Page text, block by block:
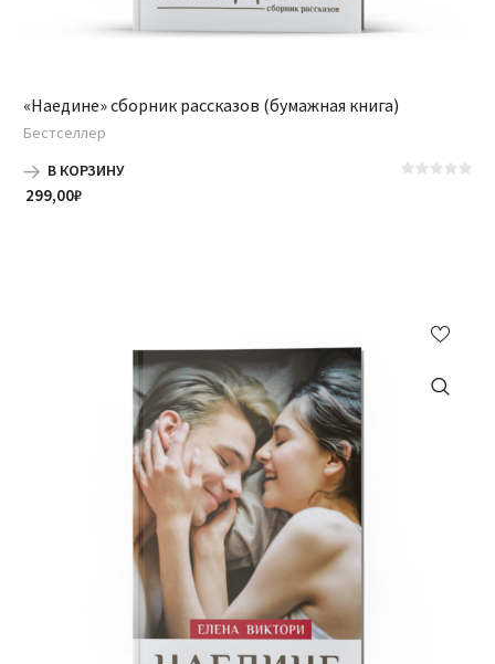
«Наедине» сборник рассказов (бумажная книга)
Бестселлер
В КОРЗИНУ
299,00₽